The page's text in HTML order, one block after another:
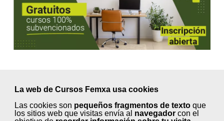
La web de Cursos Femxa usa cookies
Las cookies son pequeños fragmentos de textoque
los sitios web que visitas envía al navegadorcon el
Próximos inicios en
septiembre ¡Elige tu curso!